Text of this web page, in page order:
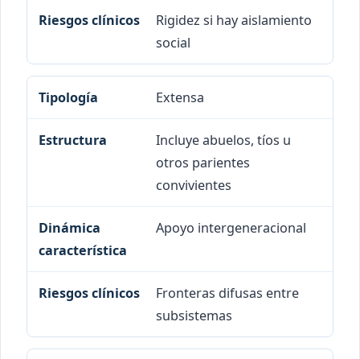
Rigidez si hay aislamiento
social
Extensa
Incluye abuelos, tíos u
otros parientes
convivientes
Apoyo intergeneracional
Fronteras difusas entre
subsistemas